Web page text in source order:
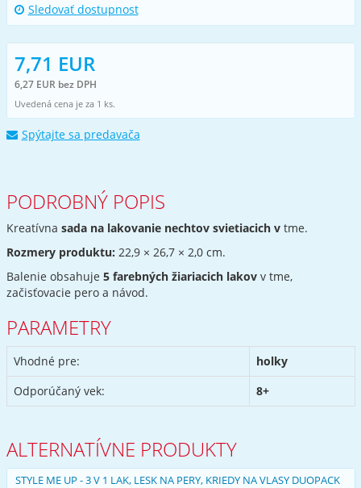
Sledovať dostupnost
7,71 EUR
6,27 EUR bez DPH
Uvedená cena je za 1 ks.
Spýtajte sa predavača
PODROBNÝ POPIS
Kreatívna sada na lakovanie nechtov svietiacich vtme.
Rozmery produktu: 22,9 × 26,7 × 2,0 cm.
Balenie obsahuje 5 farebných žiariacich lakovv tme,
začisťovacie pero a návod.
PARAMETRY
Vhodné pre:
holky
Odporúčaný vek:
8+
ALTERNATÍVNE PRODUKTY
STYLE ME UP - 3 V 1 LAK, LESK NA PERY, KRIEDY NA VLASY DUOPACK